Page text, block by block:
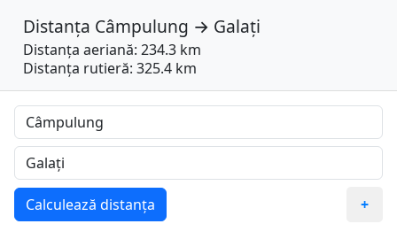
Distanța Câmpulung → Galați
Distanța aeriană: 234.3 km
Distanța rutieră: 325.4 km
Calculează distanța +